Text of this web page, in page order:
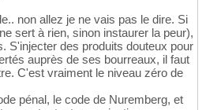
non allez je ne vais pas le dire. Si
sert à rien, sinon instaurer la peur),
S'injecter des produits douteux pour
auprès de ses bourreaux, il faut
C'est vraiment le niveau zéro de
pénal, le code de Nuremberg, et